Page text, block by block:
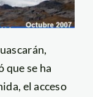
se ha
el acceso